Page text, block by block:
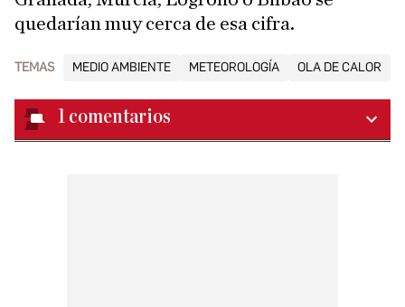
quedarían muy cerca de esa cifra.
TEMAS MEDIO AMBIENTE METEOROLOGÍA OLA DE CALOR
1 comentarios